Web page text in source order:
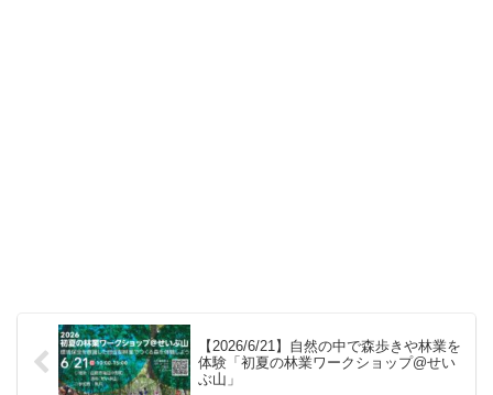
【2026/6/21】自然の中で森歩きや林業を
体験「初夏の林業ワークショップ@せい
ぶ山」